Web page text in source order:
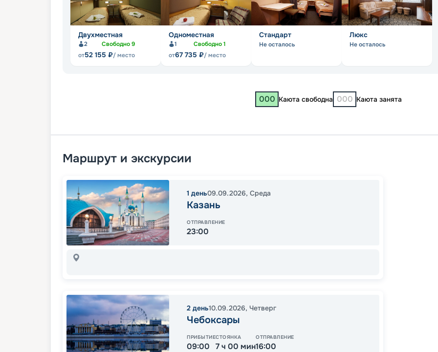
Двухместная
2 Свободно9
от52 155 ₽/ место
Одноместная
1 Свободно1
от67 735 ₽/ место
Стандарт
Не осталось
Люкс
Не осталось
000 Каюта свободна 000 Каюта занята
Маршрут и экскурсии
1 день09.09.2026, Среда
Казань
ОТПРАВЛЕНИЕ
23:00
2 день10.09.2026, Четверг
Чебоксары
ПРИБЫТИЕ
09:00
СТОЯНКА
7 ч 00 мин
ОТПРАВЛЕНИЕ
16:00